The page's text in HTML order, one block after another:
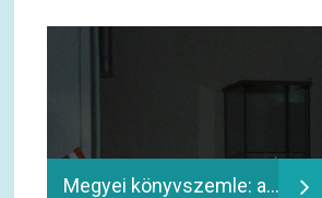
Megyei könyvszemle: az Ünnepi Könyvhétre megjelenő kötetek bemutatója - 2014.06.10.